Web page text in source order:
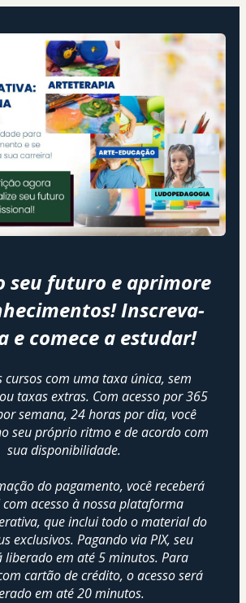
seu futuro e aprimore
Inscreva-
e comece a estudar!
cursos com uma taxa única, sem
taxas extras. Com acesso por 365
semana, 24 horas por dia, você
seu próprio ritmo e de acordo com
sua disponibilidade.
do pagamento, você receberá
acesso à nossa plataforma
que inclui todo o material do
exclusivos. Pagando via PIX, seu
liberado em até 5 minutos. Para
cartão de crédito, o acesso será
em até 20 minutos.